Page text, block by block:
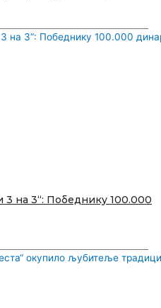
3 на 3“: Победнику 100.000